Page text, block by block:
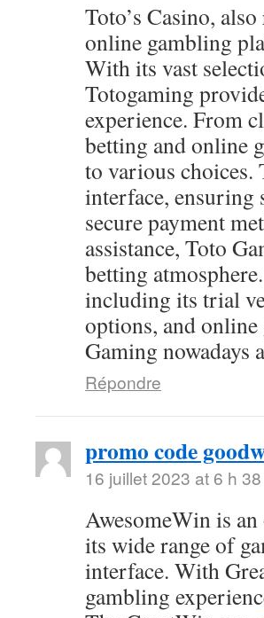
Toto’s Casino,
online gambling
With its vast
Totogaming
experience. From
betting and online
to various
interface,
secure payment
assistance, Toto
betting
including its trial
options, and
Gaming nowadays
Répondre
promo code
16 juillet 2023 at 6 h
AwesomeWin is
its wide range of
interface. With
gambling